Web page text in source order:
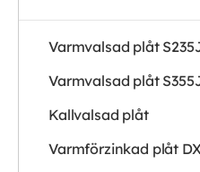
Varmvalsad plåt
Varmvalsad plåt
Kallvalsad plåt
Varmförzinkad plåt